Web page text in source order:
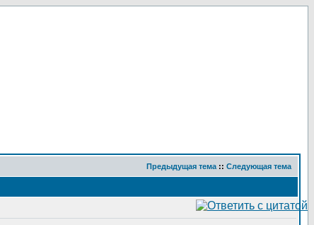
Предыдущая тема :: Следующая тема